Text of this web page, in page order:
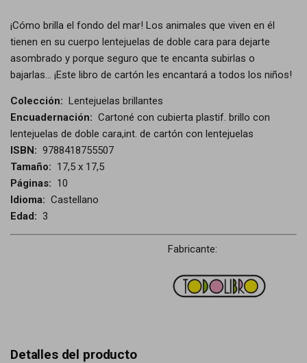
¡Cómo brilla el fondo del mar! Los animales que viven en él
tienen en su cuerpo lentejuelas de doble cara para dejarte
asombrado y porque seguro que te encanta subirlas o
bajarlas... ¡Este libro de cartón les encantará a todos los niños!
Colección: Lentejuelas brillantes
Encuadernación: Cartoné con cubierta plastif. brillo con
lentejuelas de doble cara,int. de cartón con lentejuelas
ISBN: 9788418755507
Tamaño: 17,5 x 17,5
Páginas: 10
Idioma: Castellano
Edad: 3
Fabricante:
Detalles del producto